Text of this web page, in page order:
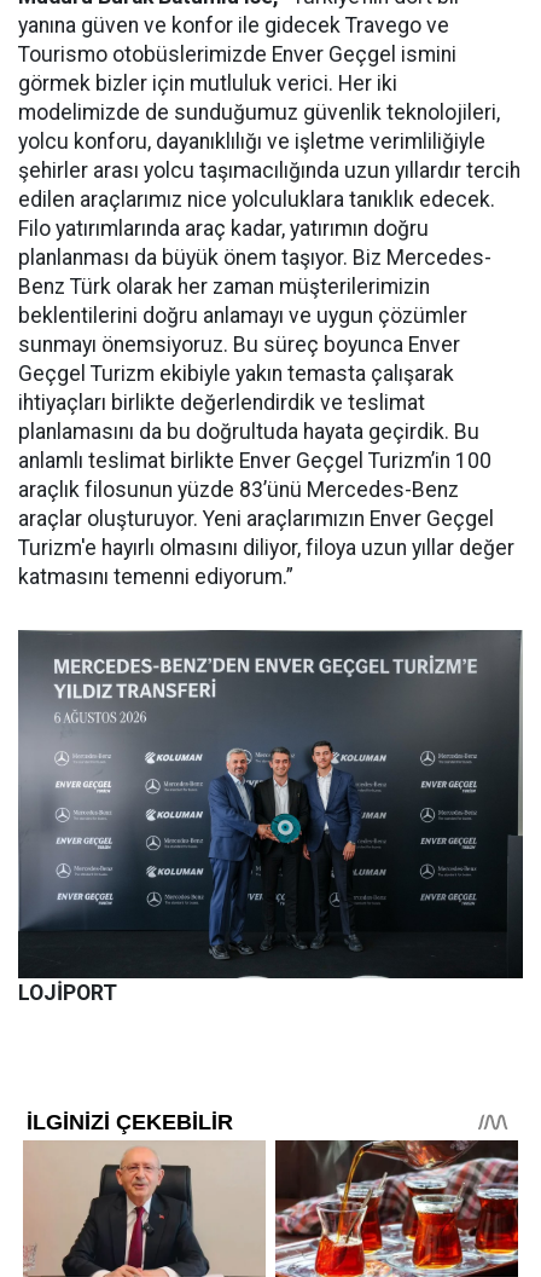
yanına güven ve konfor ile gidecek Travego ve
Tourismo otobüslerimizde Enver Geçgel ismini
görmek bizler için mutluluk verici. Her iki
modelimizde de sunduğumuz güvenlik teknolojileri,
yolcu konforu, dayanıklılığı ve işletme verimliliğiyle
şehirler arası yolcu taşımacılığında uzun yıllardır tercih
edilen araçlarımız nice yolculuklara tanıklık edecek.
Filo yatırımlarında araç kadar, yatırımın doğru
planlanması da büyük önem taşıyor. Biz Mercedes-
Benz Türk olarak her zaman müşterilerimizin
beklentilerini doğru anlamayı ve uygun çözümler
sunmayı önemsiyoruz. Bu süreç boyunca Enver
Geçgel Turizm ekibiyle yakın temasta çalışarak
ihtiyaçları birlikte değerlendirdik ve teslimat
planlamasını da bu doğrultuda hayata geçirdik. Bu
anlamlı teslimat birlikte Enver Geçgel Turizm’in 100
araçlık filosunun yüzde 83’ünü Mercedes-Benz
araçlar oluşturuyor. Yeni araçlarımızın Enver Geçgel
Turizm'e hayırlı olmasını diliyor, filoya uzun yıllar değer
katmasını temenni ediyorum.”
LOJİPORT